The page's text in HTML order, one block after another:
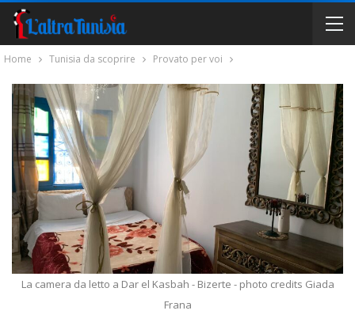
Home Tunisia da scoprire Provato per voi
La camera da letto a Dar el Kasbah - Bizerte - photo credits Giada
Frana